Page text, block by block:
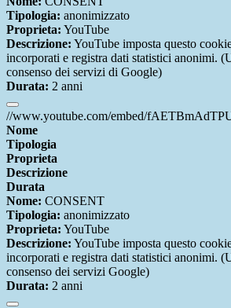
Tipologia: anonimizzato
Proprieta: YouTube
Descrizione: YouTube imposta questo
incorporati e registra dati statistici anonimi.
consenso dei servizi di Google)
Durata: 2 anni
//www.youtube.com/embed/
Nome
Tipologia
Proprieta
Descrizione
Durata
Nome: CONSENT
Tipologia: anonimizzato
Proprieta: YouTube
Descrizione: YouTube imposta questo
incorporati e registra dati statistici anonimi.
consenso dei servizi Google)
Durata: 2 anni